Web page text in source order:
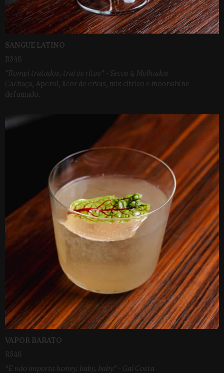
SANGUE LATINO
R$48
“Rompi tratados, traí os ritos” - Secos & Molhados
Cachaça, Aperol, licor de ervas, mix cítrico e moonshine
defumado.
VAPOR BARATO
R$48
“E não importa honey, baby, baby” - Gal Costa